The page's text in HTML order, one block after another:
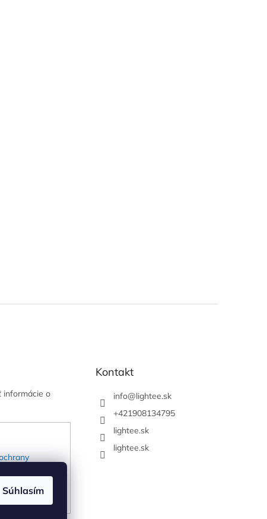
Súhlasím
informácie o
Kontakt
info@lightee.sk
+421908134795
lightee.sk
lightee.sk